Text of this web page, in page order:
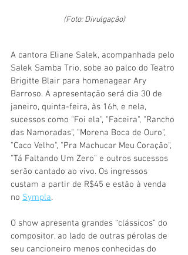
(Foto: Divulgação)
A cantora Eliane Salek, acompanhada pelo
Salek Samba Trio, sobe ao palco do Teatro
Brigitte Blair para homenagear Ary
Barroso. A apresentação será dia 30 de
janeiro, quinta-feira, às 16h, e nela,
sucessos como "Foi ela", "Faceira", "Rancho
das Namoradas", "Morena Boca de Ouro",
"Caco Velho", "Pra Machucar Meu Coração",
"Tá Faltando Um Zero" e outros sucessos
serão cantado ao vivo. Os ingressos
custam a partir de R$45 e estão à venda
no Sympla.
O show apresenta grandes “clássicos” do
compositor, ao lado de outras pérolas de
seu cancioneiro menos conhecidas do